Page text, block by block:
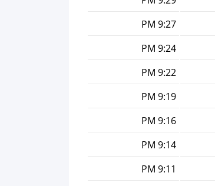
9:27 PM
9:24 PM
9:22 PM
9:19 PM
9:16 PM
9:14 PM
9:11 PM